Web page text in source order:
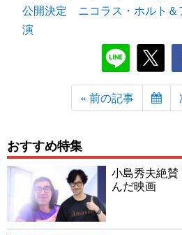
公開決定 ニコラス・ホルト＆
演
« 前の記事
おすすめ特集
小島秀夫絶
んだ映画